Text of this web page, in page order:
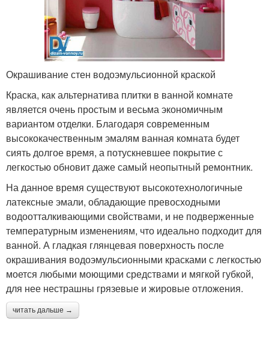
Окрашивание стен водоэмульсионной краской
Краска, как альтернатива плитки в ванной комнате
является очень простым и весьма экономичным
вариантом отделки. Благодаря современным
высококачественным эмалям ванная комната будет
сиять долгое время, а потускневшее покрытие с
легкостью обновит даже самый неопытный ремонтник.
На данное время существуют высокотехнологичные
латексные эмали, обладающие превосходными
водоотталкивающими свойствами, и не подверженные
температурным изменениям, что идеально подходит для
ванной. А гладкая глянцевая поверхность после
окрашивания водоэмульсионными красками с легкостью
моется любыми моющими средствами и мягкой губкой,
для нее нестрашны грязевые и жировые отложения.
читать дальше →